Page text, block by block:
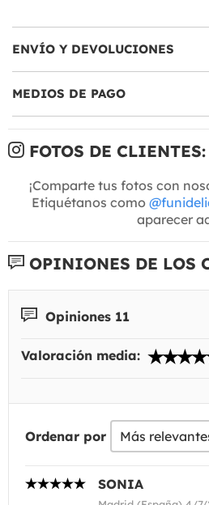
ENVÍO Y DEVOLUCIONES
MEDIOS DE PAGO
FOTOS DE CLIENTES:
¡Comparte tus fotos con
Etiquétanos como
aparecer
OPINIONES DE LOS
Opiniones 11
Valoración media:
Ordenar por
SONIA